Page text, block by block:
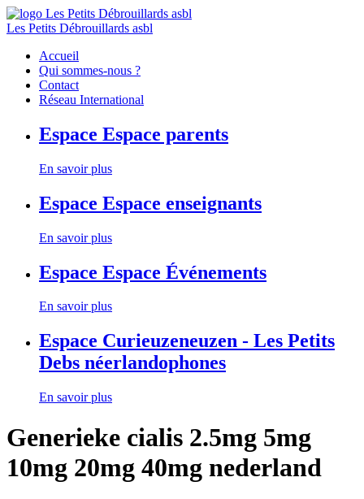
Les Petits Débrouillards asbl
Accueil
Qui sommes-nous ?
Contact
Réseau International
Espace Espace parents
En savoir plus
Espace Espace enseignants
En savoir plus
Espace Espace Événements
En savoir plus
Espace Curieuzeneuzen - Les Petits
Debs néerlandophones
En savoir plus
Generieke cialis 2.5mg 5mg
10mg 20mg 40mg nederland